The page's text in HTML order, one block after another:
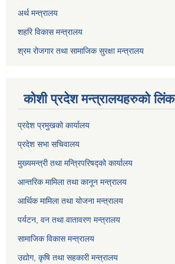
अर्थ मन्त्रालय
शहरि विकास मन्त्रालय
श्रम रोजगार तथा सामाजिक सुरक्षा मन्त्रालय
कोशी प्रदेश मन्त्रालयहरुको लिंक
प्रदेश प्रमुखको कार्यालय
प्रदेश सभा सचिवालय
मुख्यमन्त्री तथा मन्त्रिपरिषद्को कार्यालय
आन्तरिक मामिला तथा कानून मन्त्रालय
आर्थिक मामिला तथा योजना मन्त्रालय
पर्यटन, वन तथा वातावरण मन्त्रालय
सामाजिक विकास मन्त्रालय
उद्योग, कृषि तथा सहकारी मन्त्रालय